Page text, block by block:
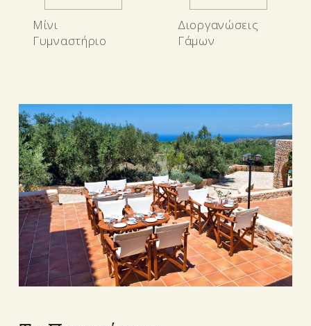
Μίνι
Γυμναστήριο
Διοργανώσεις
Γάμων